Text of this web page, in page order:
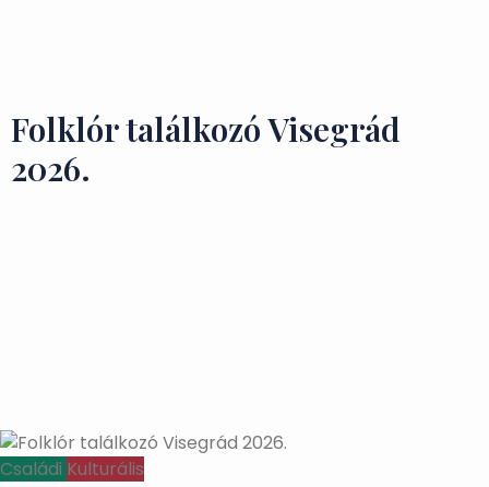
Folklór találkozó Visegrád
2026.
Családi Kulturális